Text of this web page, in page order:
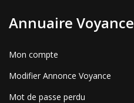
Annuaire Voyance
Mon compte
Modifier Annonce Voyance
Mot de passe perdu